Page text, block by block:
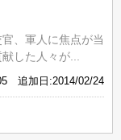
、軍人に焦点が当
した人々が...
追加日:2014/02/24